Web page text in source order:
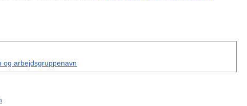
og arbejdsgruppenavn